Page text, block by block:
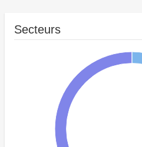
Secteurs